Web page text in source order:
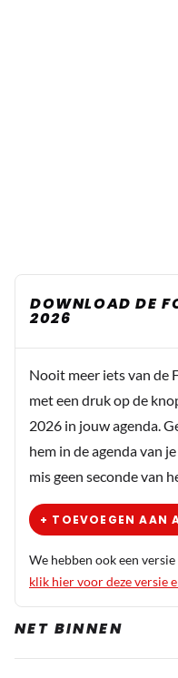
DOWNLOAD DE
2026
Nooit meer iets van de
met een druk op de
2026 in jouw agenda.
hem in de agenda van
mis geen seconde van
+ TOEVOEGEN AAN
We hebben ook een
klik hier voor deze versie
NET BINNEN